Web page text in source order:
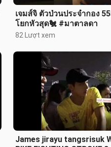
เจมส์จิ ตัวป่วนประจำกอง
โยกหัวสุด🐔 #มาตาลดา
82 Lượt xem
James jirayu tangsrisuk